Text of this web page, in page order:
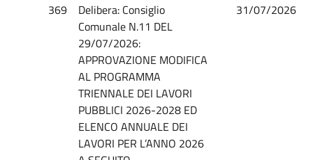
369
Delibera: Consiglio
Comunale N.11 DEL
29/07/2026:
APPROVAZIONE MODIFICA
AL PROGRAMMA
TRIENNALE DEI LAVORI
PUBBLICI 2026-2028 ED
ELENCO ANNUALE DEI
LAVORI PER L’ANNO 2026
31/07/2026